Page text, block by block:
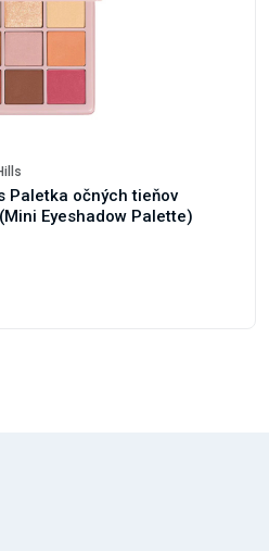
Paletka očných tieňov
Eyeshadow Palette)